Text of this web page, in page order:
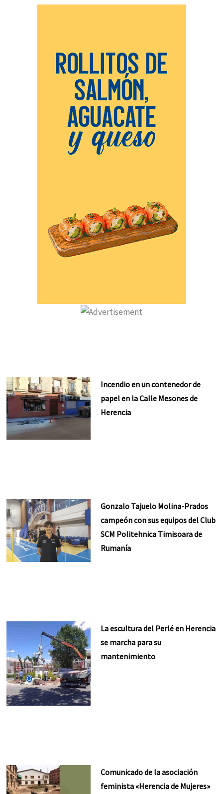
Incendio en un contenedor de
papel en la Calle Mesones de
Herencia
Gonzalo Tajuelo Molina-Prados
campeón con sus equipos del Club
SCM Politehnica Timisoara de
Rumanía
La escultura del Perlé en Herencia
se marcha para su
mantenimiento
Comunicado de la asociación
feminista «Herencia de Mujeres»